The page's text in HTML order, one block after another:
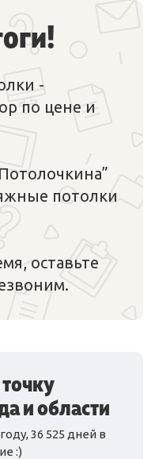
-
по цене и
потолки
оставьте
и области
36 525 дней в
:)